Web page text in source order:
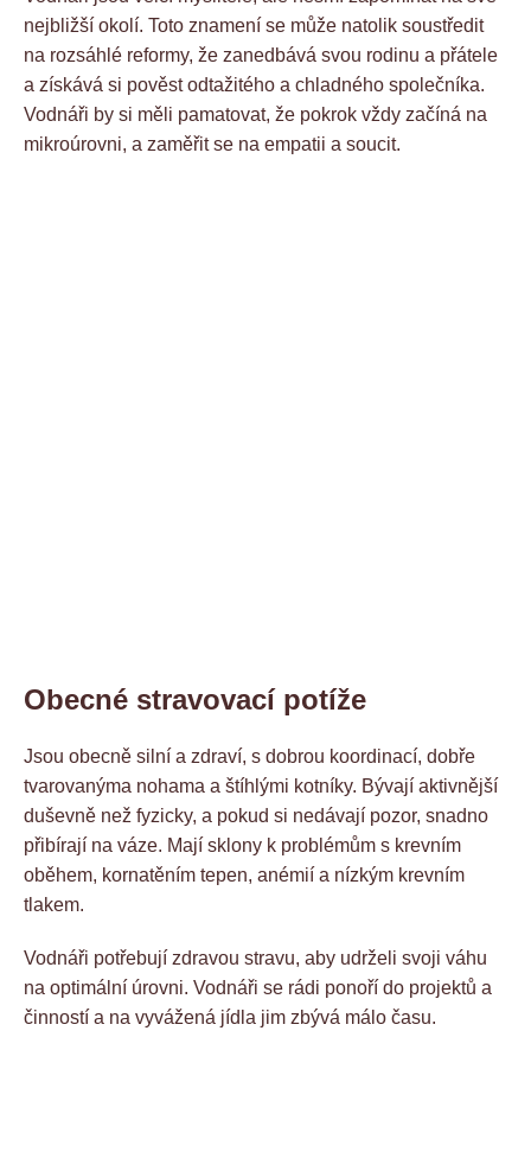
nejbližší okolí. Toto znamení se může natolik soustředit
na rozsáhlé reformy, že zanedbává svou rodinu a přátele
a získává si pověst odtažitého a chladného společníka.
Vodnáři by si měli pamatovat, že pokrok vždy začíná na
mikroúrovni, a zaměřit se na empatii a soucit.
Obecné stravovací potíže
Jsou obecně silní a zdraví, s dobrou koordinací, dobře
tvarovanýma nohama a štíhlými kotníky. Bývají aktivnější
duševně než fyzicky, a pokud si nedávají pozor, snadno
přibírají na váze. Mají sklony k problémům s krevním
oběhem, kornatěním tepen, anémií a nízkým krevním
tlakem.
Vodnáři potřebují zdravou stravu, aby udrželi svoji váhu
na optimální úrovni. Vodnáři se rádi ponoří do projektů a
činností a na vyvážená jídla jim zbývá málo času.